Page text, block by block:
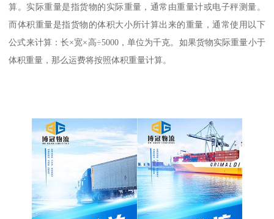
算。实际重量是指货物的实际重量，通常由重量计或电子秤测量。
而体积重量是指货物的体积大小所计算出来的重量，通常使用以下
公式来计算：长×宽×高÷5000，单位为千克。如果货物实际重量小于
体积重量，那么运费将按照体积重量计算。